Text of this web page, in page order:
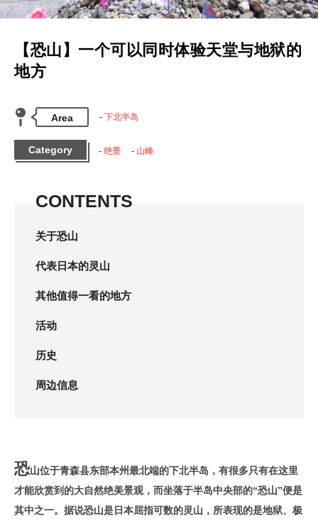
【恐山】一个可以同时体验天堂与地狱的
地方
Area 下北半岛
Category 绝景 山峰
CONTENTS
关于恐山
代表日本的灵山
其他值得一看的地方
活动
历史
周边信息
恐山位于青森县东部本州最北端的下北半岛，有很多只有在这里
才能欣赏到的大自然绝美景观，而坐落于半岛中央部的“恐山”便是
其中之一。据说恐山是日本屈指可数的灵山，所表现的是地狱、极